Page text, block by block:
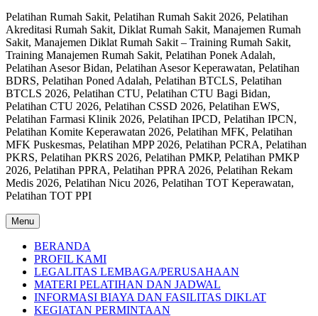
Pelatihan Rumah Sakit, Pelatihan Rumah Sakit 2026, Pelatihan
Akreditasi Rumah Sakit, Diklat Rumah Sakit, Manajemen Rumah
Sakit, Manajemen Diklat Rumah Sakit – Training Rumah Sakit,
Training Manajemen Rumah Sakit, Pelatihan Ponek Adalah,
Pelatihan Asesor Bidan, Pelatihan Asesor Keperawatan, Pelatihan
BDRS, Pelatihan Poned Adalah, Pelatihan BTCLS, Pelatihan
BTCLS 2026, Pelatihan CTU, Pelatihan CTU Bagi Bidan,
Pelatihan CTU 2026, Pelatihan CSSD 2026, Pelatihan EWS,
Pelatihan Farmasi Klinik 2026, Pelatihan IPCD, Pelatihan IPCN,
Pelatihan Komite Keperawatan 2026, Pelatihan MFK, Pelatihan
MFK Puskesmas, Pelatihan MPP 2026, Pelatihan PCRA, Pelatihan
PKRS, Pelatihan PKRS 2026, Pelatihan PMKP, Pelatihan PMKP
2026, Pelatihan PPRA, Pelatihan PPRA 2026, Pelatihan Rekam
Medis 2026, Pelatihan Nicu 2026, Pelatihan TOT Keperawatan,
Pelatihan TOT PPI
Menu
BERANDA
PROFIL KAMI
LEGALITAS LEMBAGA/PERUSAHAAN
MATERI PELATIHAN DAN JADWAL
INFORMASI BIAYA DAN FASILITAS DIKLAT
KEGIATAN PERMINTAAN